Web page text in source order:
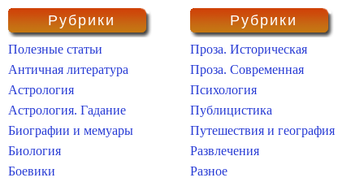
Рубрики
Полезные статьи
Античная литература
Астрология
Астрология. Гадание
Биографии и мемуары
Биология
Боевики
Рубрики
Проза. Историческая
Проза. Современная
Психология
Публицистика
Путешествия и география
Развлечения
Разное